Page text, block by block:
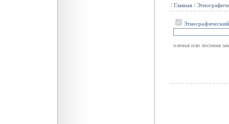
/ Главная /
оленья или лосиная